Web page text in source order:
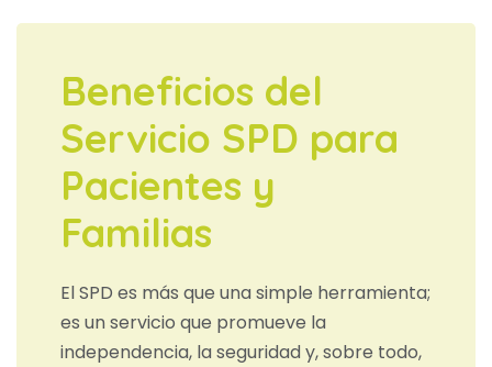
Beneficios del
Servicio SPD para
Pacientes y
Familias
El SPD es más que una simple herramienta;
es un servicio que promueve la
independencia, la seguridad y, sobre todo,